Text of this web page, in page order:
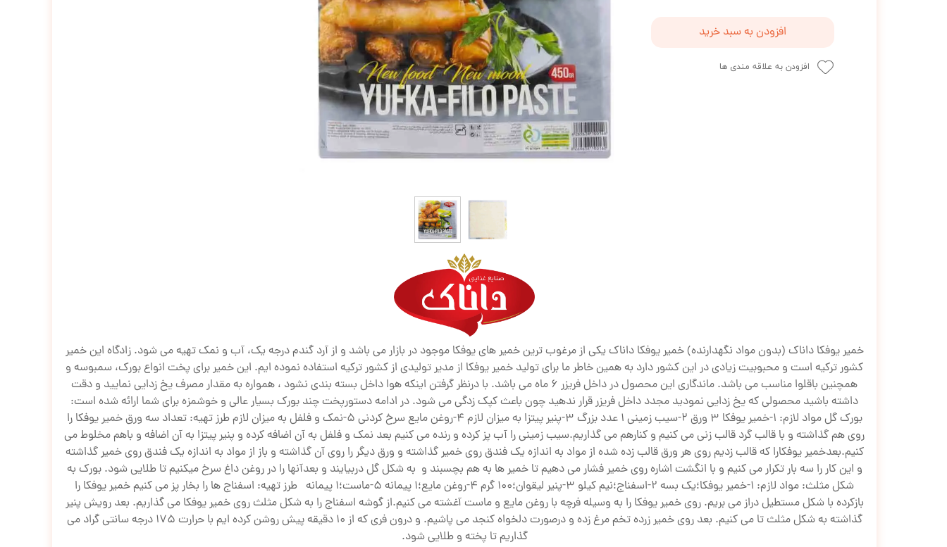
افزودن به سبد خرید
افزودن به علاقه مندی ها
خمیر یوفکا داناک (بدون مواد نگهدارنده) خمیر یوفکا داناک یکی از مرغوب ترین خمیر های یوفکا موجود در بازار می باشد و از آرد گندم درجه یک، آب و نمک تهیه می شود. زادگاه این خمیر
کشور ترکیه است و محبوبیت زیادی در این کشور دارد به همین خاطر ما برای تولید خمیر یوفکا از مدیر تولیدی از کشور ترکیه استفاده نموده ایم. این خمیر برای پخت انواع بورک، سمبوسه و
همچنین باقلوا مناسب می باشد. ماندگاری این محصول در داخل فریزر 6 ماه می باشد. با درنظر گرفتن اینکه هوا داخل بسته بندی نشود ، همواره به مقدار مصرف یخ زدایی نمایید و دقت
داشته باشید محصولی که یخ زدایی نمودید مجدد داخل فریزر قرار ندهید چون باعث کپک زدگی می شود. در ادامه دستورپخت چند بورک بسیار عالی و خوشمزه برای شما ارائه شده است:
بورک گل مواد لازم: 1-خمیر یوفکا 3 ورق 2-سیب زمینی 1 عدد بزرگ 3-پنیر پیتزا به میزان لازم 4-روغن مایع سرخ کردنی 5-نمک و فلفل به میزان لازم طرز تهیه: تعداد سه ورق خمیر یوفکا را
روی هم گذاشته و با قالب گرد قالب زنی می کنیم و کنارهم می گذاریم.سیب زمینی را آب پز کرده و رنده می کنیم بعد نمک و فلفل به آن اضافه کرده و پنیر پیتزا به آن اضافه و باهم مخلوط می
کنیم.بعدخمیر یوفکارا که قالب زدیم روی هر ورق قالب زده شده از مواد به اندازه یک فندق روی خمیر گذاشته و ورق دیگر را روی آن گذاشته و باز از مواد به اندازه یک فندق روی خمیر گذاشته
و این کار را سه بار تکرار می کنیم و با انگشت اشاره روی خمیر فشار می دهیم تا خمیر ها به هم بچسبند و به شکل گل دربیایند و بعدآنها را در روغن داغ سرخ میکنیم تا طلایی شود. بورک به
شکل مثلث: مواد لازم: 1-خمیر یوفکا؛یک بسه 2-اسفناج؛نیم کیلو 3-پنیر لیقوان؛100 گرم 4-روغن مایع؛1 پیمانه 5-ماست؛1 پیمانه طرز تهیه: اسفناج ها را بخار پز می کنیم خمیر یوفکا را
بازکرده با شکل مستطیل دراز می بریم. روی خمیر یوفکا را به وسیله فرچه با روغن مایع و ماست آغشته می کنیم.از گوشه اسفناج را به شکل مثلث روی خمیر یوفکا می گذاریم. بعد رویش پنیر
گذاشته به شکل مثلث تا می کنیم. بعد روی خمیر زرده تخم مرغ زده و درصورت دلخواه کنجد می پاشیم. و درون فری که از 10 دقیقه پیش روشن کرده ایم با حرارت 175 درجه سانتی گراد می
گذاریم تا پخته و طلایی شود.